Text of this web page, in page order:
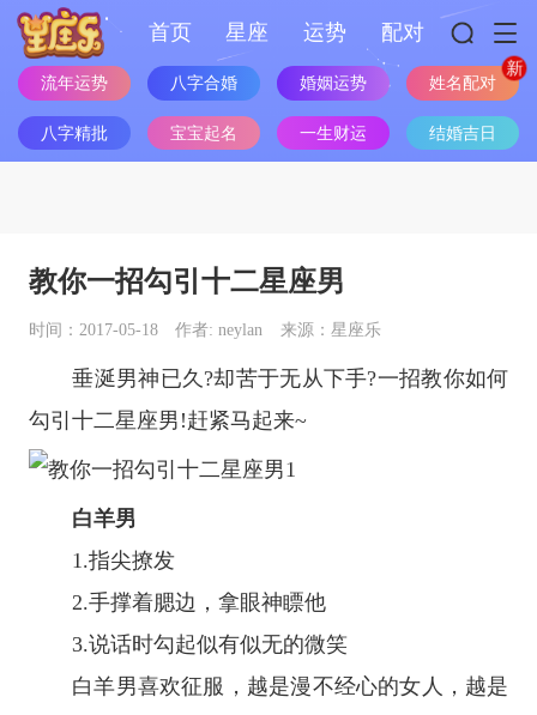
首页 星座 运势 配对
流年运势 八字合婚 婚姻运势 姓名配对
八字精批 宝宝起名 一生财运 结婚吉日
教你一招勾引十二星座男
时间：2017-05-18 作者: neylan 来源：星座乐
垂涎男神已久?却苦于无从下手?一招教你如何
勾引 十二星座男!赶紧马起来~
白羊男
1.指尖撩发
2.手撑着腮边，拿眼神瞟他
3.说话时勾起似有似无的微笑
白羊男喜欢征服，越是漫不经心的女人，越是